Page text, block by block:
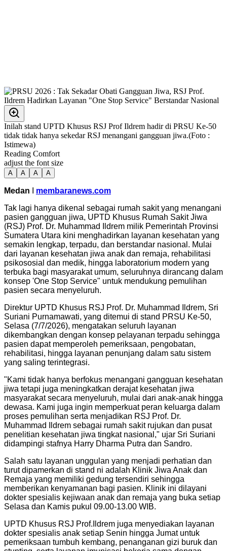
Inilah stand UPTD Khusus RSJ Prof Ildrem hadir di PRSU Ke-50
tidak tidak hanya sekedar RSJ menangani gangguan jiwa.(Foto :
Istimewa)
Reading Comfort
adjust the font size
A A A A
Medan
membaranews.com
Tak lagi hanya dikenal sebagai rumah sakit yang menangani
pasien gangguan jiwa, UPTD Khusus Rumah Sakit Jiwa
(RSJ) Prof. Dr. Muhammad Ildrem milik Pemerintah Provinsi
Sumatera Utara kini menghadirkan layanan kesehatan yang
semakin lengkap, terpadu, dan berstandar nasional. Mulai
dari layanan kesehatan jiwa anak dan remaja, rehabilitasi
psikososial dan medik, hingga laboratorium modern yang
terbuka bagi masyarakat umum, seluruhnya dirancang dalam
konsep 'One Stop Service" untuk mendukung pemulihan
pasien secara menyeluruh.
Direktur UPTD Khusus RSJ Prof. Dr. Muhammad Ildrem, Sri
Suriani Purnamawati, yang ditemui di stand PRSU Ke-50,
Selasa (7/7/2026), mengatakan seluruh layanan
dikembangkan dengan konsep pelayanan terpadu sehingga
pasien dapat memperoleh pemeriksaan, pengobatan,
rehabilitasi, hingga layanan penunjang dalam satu sistem
yang saling terintegrasi.
"Kami tidak hanya berfokus menangani gangguan kesehatan
jiwa tetapi juga meningkatkan derajat kesehatan jiwa
masyarakat secara menyeluruh, mulai dari anak-anak hingga
dewasa. Kami juga ingin memperkuat peran keluarga dalam
proses pemulihan serta menjadikan RSJ Prof. Dr.
Muhammad Ildrem sebagai rumah sakit rujukan dan pusat
penelitian kesehatan jiwa tingkat nasional," ujar Sri Suriani
didampingi stafnya Harry Dharma Putra dan Sandro.
Salah satu layanan unggulan yang menjadi perhatian dan
turut dipamerkan di stand ni adalah Klinik Jiwa Anak dan
Remaja yang memiliki gedung tersendiri sehingga
memberikan kenyamanan bagi pasien. Klinik ini dilayani
dokter spesialis kejiwaan anak dan remaja yang buka setiap
Selasa dan Kamis pukul 09.00-13.00 WIB.
UPTD Khusus RSJ Prof.Ildrem juga menyediakan layanan
dokter spesialis anak setiap Senin hingga Jumat untuk
pemeriksaan tumbuh kembang, penanganan gizi buruk dan